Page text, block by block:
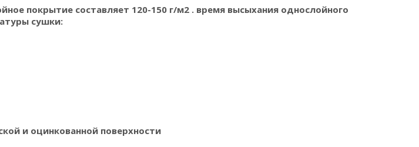
покрытие составляет 120-150 г/м2 . время высыхания однослойного
сушки:
и оцинкованной поверхности